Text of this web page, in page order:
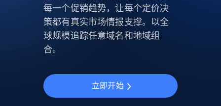
每一个促销趋势，让每个定价决
策都有真实市场情报支撑。以全
球规模追踪任意域名和地域组
合。
立即开始